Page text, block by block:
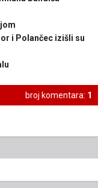
i Polančec izišli su
broj komentara: 1